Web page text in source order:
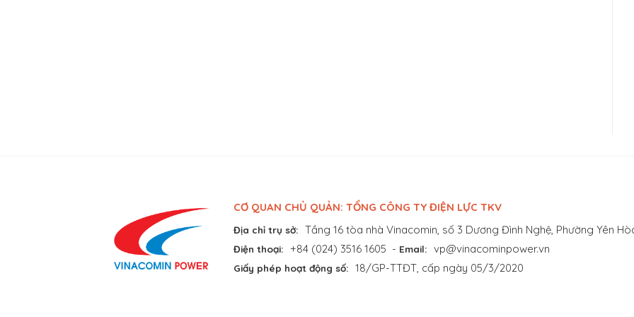
CƠ QUAN CHỦ QUẢN: TỔNG CÔNG TY ĐIỆN LỰC TKV
Địa chỉ trụ sở: Tầng 16 tòa nhà Vinacomin, số 3 Dương Đình Nghệ, Phường Yên
Điện thoại: +84 (024) 3516 1605 - Email: vp@vinacominpower.vn
Giấy phép hoạt động số: 18/GP-TTĐT, cấp ngày 05/3/2020